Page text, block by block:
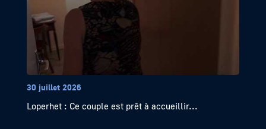
30 juillet 2026
Loperhet : Ce couple est prêt à accueillir...